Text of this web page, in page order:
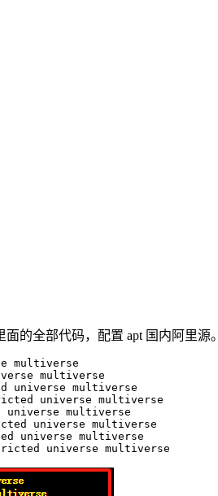
面的全部代码，配置 apt 国内阿里源。
multiverse
multiverse
universe multiverse
universe multiverse
universe multiverse
universe multiverse
universe multiverse